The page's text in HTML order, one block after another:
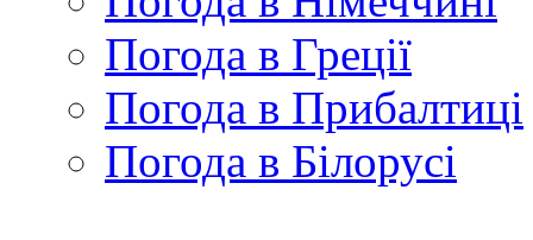
Погода в Греції
Погода в Прибалтиці
Погода в Білорусі